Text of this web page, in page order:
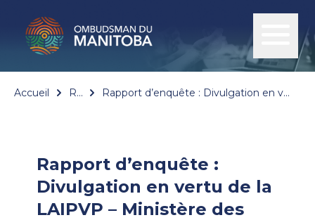
Accueil Rapports Rapport d’enquête : Divulgation en vertu de la LAIPVP – Ministère des Finances du Manitoba, Insurance Council of Manitoba (ICM)
Rapport d’enquête :
Divulgation en vertu de la
LAIPVP – Ministère des